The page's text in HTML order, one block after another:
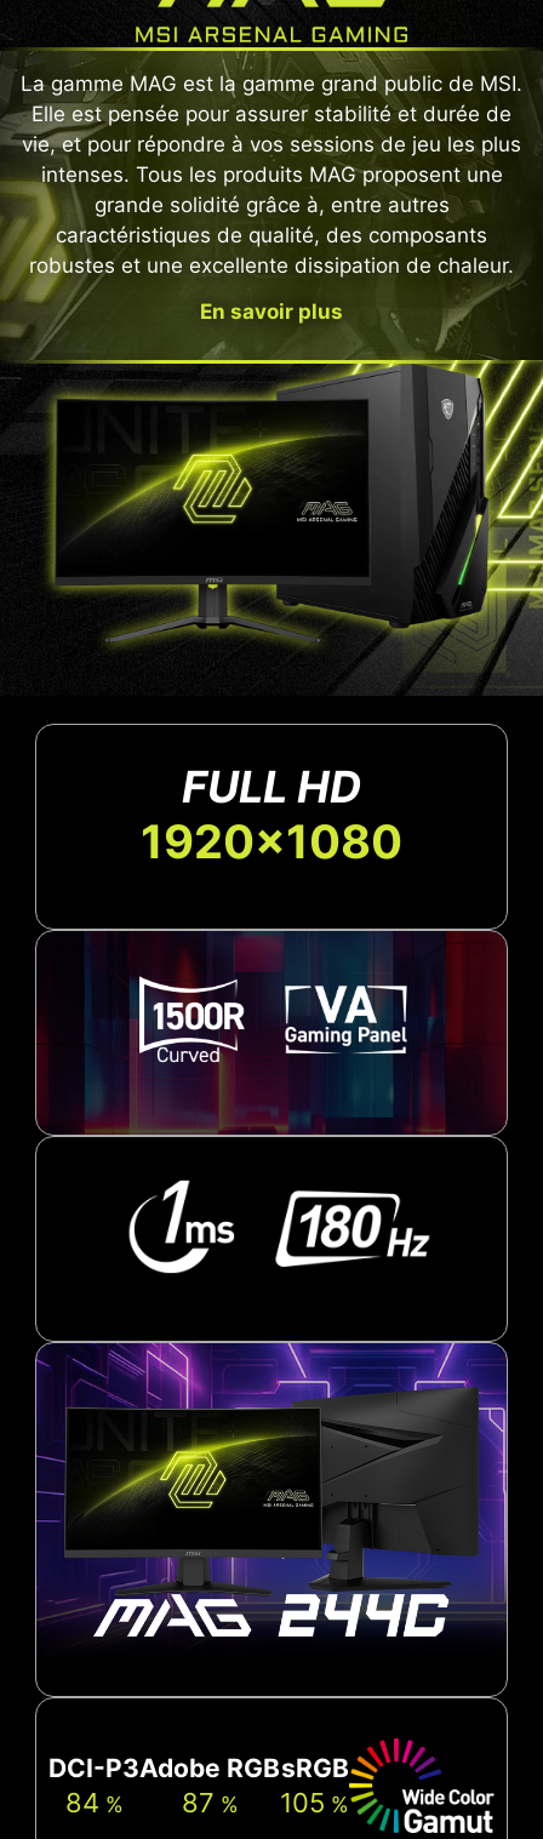
La gamme MAG est la gamme grand public de MSI.
Elle est pensée pour assurer stabilité et durée de
vie, et pour répondre à vos sessions de jeu les plus
intenses. Tous les produits MAG proposent une
grande solidité grâce à, entre autres
caractéristiques de qualité, des composants
robustes et une excellente dissipation de chaleur.
En savoir plus
FULL HD
1920x1080
DCI-P3
84 %
Adobe RGB
87 %
sRGB
105 %